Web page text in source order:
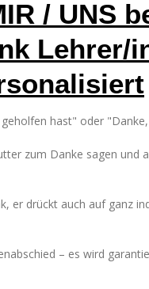
/ UNS
Lehrer/
hast" oder
zum Danke sagen und
drückt auch auf ganz
– es wird